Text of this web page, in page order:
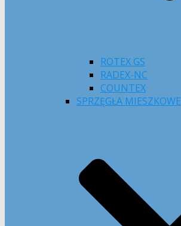
ROTEX GS
RADEX-NC
COUNTEX
SPRZĘGŁA MIESZKOWE